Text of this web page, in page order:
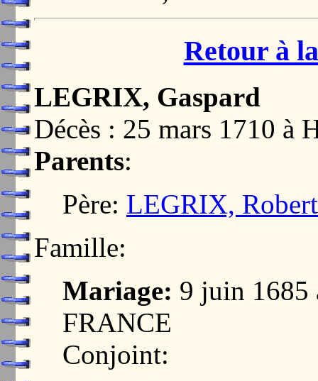
Retour à
LEGRIX, Gaspard
Décès : 25 mars 1710
Parents:
Père: LEGRIX, Robert
Famille:
Mariage: 9 juin
FRANCE
Conjoint: